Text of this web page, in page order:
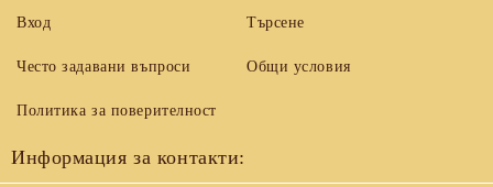
Вход
Често задавани въпроси
Търсене
Общи условия
Политика за поверителност
Информация за контакти: